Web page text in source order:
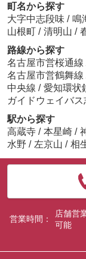
町名から探す
大字中志段味 / 鳴
山根町 / 清明山 /
路線から探す
名古屋市営桜通線
名古屋市営鶴舞線
中央線 / 愛知環状
ガイドウェイバス
駅から探す
高蔵寺 / 本星崎 /
水野 / 左京山 / 相
営業時間：
店舗営
可能